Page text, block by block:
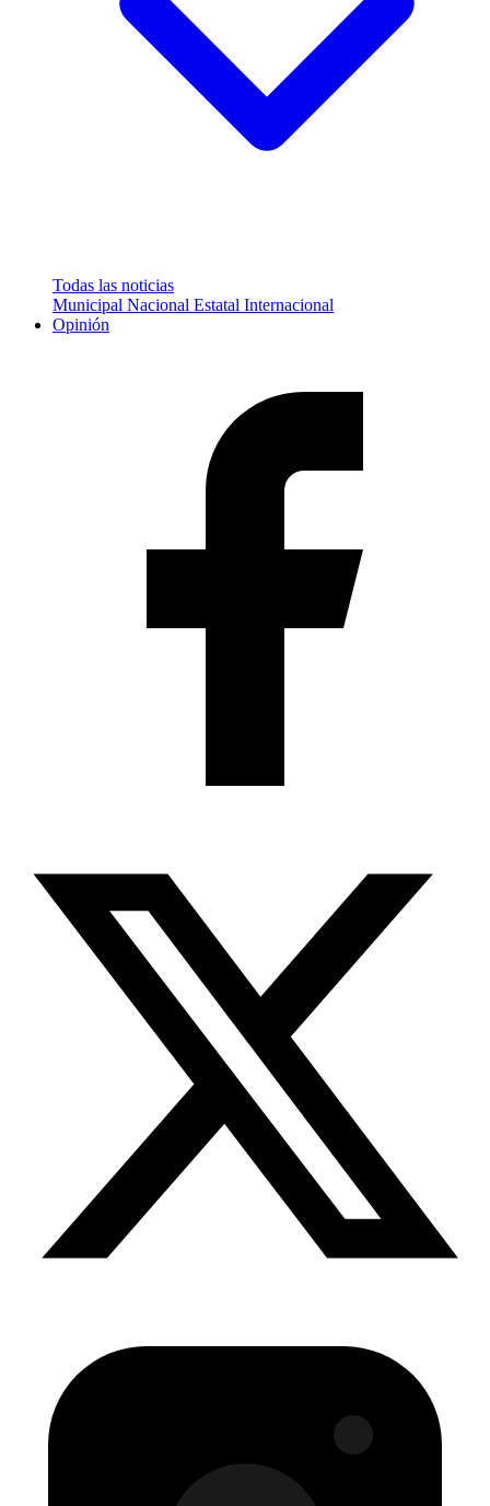
Todas las noticias
Municipal Nacional Estatal Internacional
Opinión